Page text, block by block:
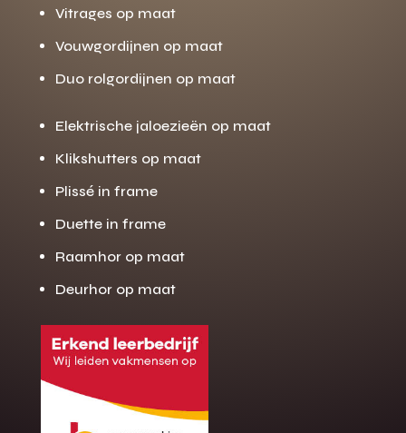
Gratis offerte
op maat?
Vitrages op maat
Vouwgordijnen op maat
Duo rolgordijnen op maat
Elektrische jaloezieën op maat
Klikshutters op maat
Plissé in frame
Duette in frame
Raamhor op maat
Deurhor op maat